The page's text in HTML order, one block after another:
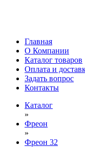
Главная
О Компании
Каталог товаров
Оплата и
Задать вопрос
Контакты
Каталог
»
Фреон
»
Фреон 32